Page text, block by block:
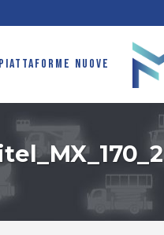
PIATTAFORME NUOVE